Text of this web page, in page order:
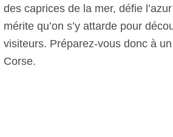
des caprices de la mer, défie
mérite qu’on s’y attarde pour
visiteurs. Préparez-vous donc à
Corse.